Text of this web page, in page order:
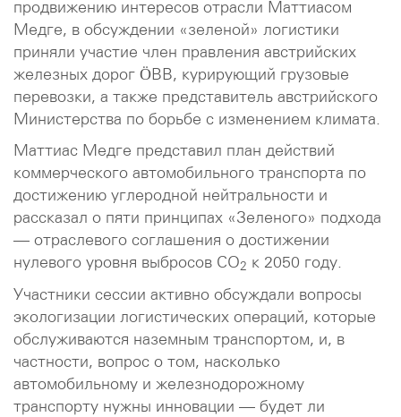
продвижению интересов отрасли Маттиасом
Медге, в обсуждении «зеленой» логистики
приняли участие член правления австрийских
железных дорог ÖBB, курирующий грузовые
перевозки, а также представитель австрийского
Министерства по борьбе с изменением климата.
Маттиас Медге представил план действий
коммерческого автомобильного транспорта по
достижению углеродной нейтральности и
рассказал о пяти принципах «Зеленого» подхода
— отраслевого соглашения о достижении
нулевого уровня выбросов CO2 к 2050 году.
Участники сессии активно обсуждали вопросы
экологизации логистических операций, которые
обслуживаются наземным транспортом, и, в
частности, вопрос о том, насколько
автомобильному и железнодорожному
транспорту нужны инновации — будет ли